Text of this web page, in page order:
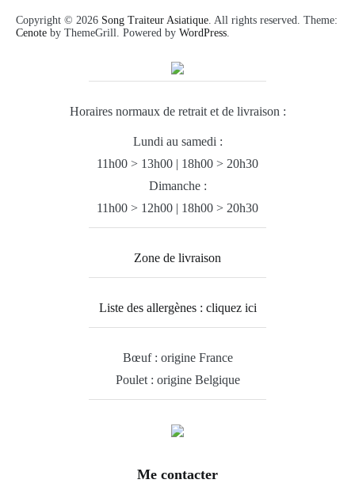
Copyright © 2026 Song Traiteur Asiatique. All rights reserved. Theme:
Cenote by ThemeGrill. Powered by WordPress.
Horaires normaux de retrait et de livraison :
Lundi au samedi :
11h00 > 13h00 | 18h00 > 20h30
Dimanche :
11h00 > 12h00 | 18h00 > 20h30
Zone de livraison
Liste des allergènes : cliquez ici
Bœuf : origine France
Poulet : origine Belgique
Me contacter